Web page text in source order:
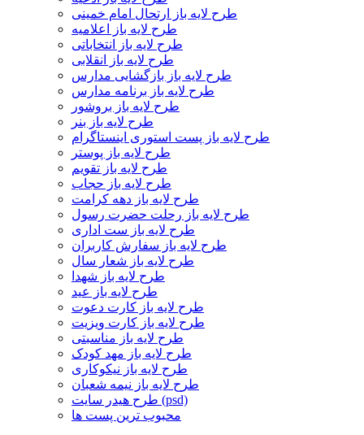
طرح لایه باز ارتحال امام خمینی
طرح لایه باز اعلامیه
طرح لایه باز انتخاباتی
طرح لایه باز انقلابی
طرح لایه باز بازگشایی مدارس
طرح لایه باز برنامه مدارس
طرح لایه باز بروشور
طرح لایه باز بنر
طرح لایه باز پست استوری اینستاگرام
طرح لایه باز پوستر
طرح لایه باز تقویم
طرح لایه باز حجاب
طرح لایه باز دهه کرامت
طرح لایه باز رحلت حضرت رسول
طرح لایه باز ست اداری
طرح لایه باز سفارش کاربران
طرح لایه باز شعار سال
طرح لایه باز شهدا
طرح لایه باز عید
طرح لایه باز کارت دعوت
طرح لایه باز کارت ویزیت
طرح لایه باز مناسبتی
طرح لایه باز مهد کودک
طرح لایه باز نیکوکاری
طرح لایه باز نیمه شعبان
طرح هیدر سایت (psd)
محبوب ترین پست ها